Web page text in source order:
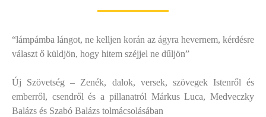
“lámpámba lángot, ne kelljen korán az ágyra hevernem, kérdésre
választ ő küldjön, hogy hitem széjjel ne dűljön”
Új Szövetség – Zenék, dalok, versek, szövegek Istenről és
emberről, csendről és a pillanatról Márkus Luca, Medveczky
Balázs és Szabó Balázs tolmácsolásában